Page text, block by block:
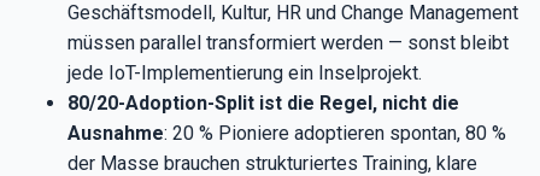
Geschäftsmodell, Kultur, HR und Change Management
müssen parallel transformiert werden — sonst bleibt
jede IoT-Implementierung ein Inselprojekt.
80/20-Adoption-Split ist die Regel, nicht die
Ausnahme: 20 % Pioniere adoptieren spontan, 80 %
der Masse brauchen strukturiertes Training, klare